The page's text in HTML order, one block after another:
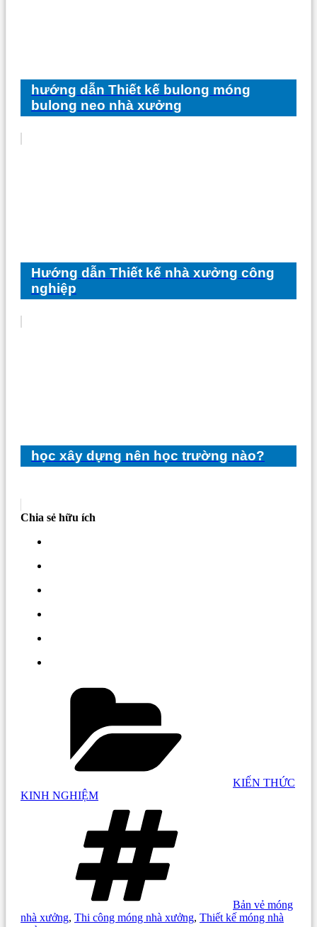
hướng dẫn Thiết kế bulong móng
bulong neo nhà xưởng
Hướng dẫn Thiết kế nhà xưởng công
nghiệp
học xây dựng nên học trường nào?
Chia sẻ hữu ích
KIẾN THỨC
KINH NGHIỆM
Bản vẻ móng
nhà xưởng, Thi công móng nhà xưởng, Thiết kế móng nhà